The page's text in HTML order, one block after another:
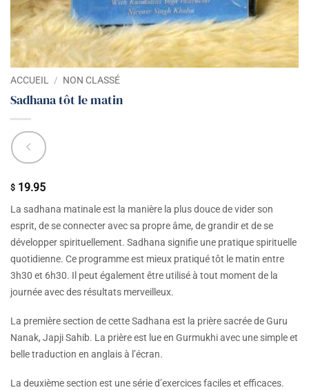
ACCUEIL / NON CLASSÉ
Sadhana tôt le matin
$ 19.95
La sadhana matinale est la manière la plus douce de vider son
esprit, de se connecter avec sa propre âme, de grandir et de se
développer spirituellement. Sadhana signifie une pratique spirituelle
quotidienne. Ce programme est mieux pratiqué tôt le matin entre
3h30 et 6h30. Il peut également être utilisé à tout moment de la
journée avec des résultats merveilleux.
La première section de cette Sadhana est la prière sacrée de Guru
Nanak, Japji Sahib. La prière est lue en Gurmukhi avec une simple et
belle traduction en anglais à l’écran.
La deuxième section est une série d’exercices faciles et efficaces.